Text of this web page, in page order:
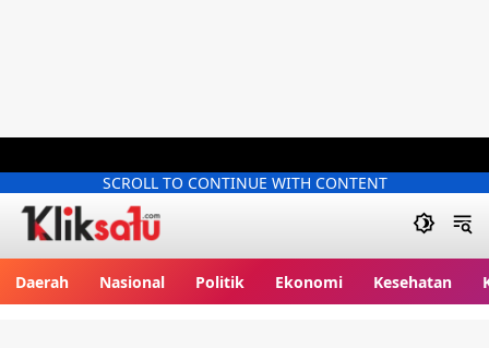
SCROLL TO CONTINUE WITH CONTENT
Daerah Nasional Politik Ekonomi Kesehatan